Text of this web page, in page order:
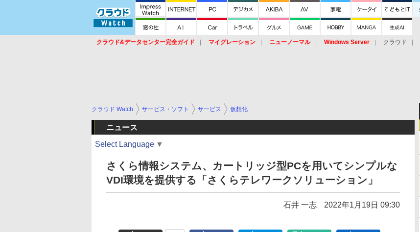
クラウド&データセンター完全ガイド マイグレーション ニューノーマル Windows Server クラウド
クラウド Watch サービス・ソフト サービス 仮想化
ニュース
Select Language ▼
さくら情報システム、カートリッジ型PCを用いてシンプルな
VDI環境を提供する「さくらテレワークソリューション」
石井 一志 2022年1月19日 09:30